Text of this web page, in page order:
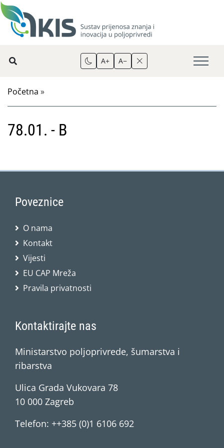
A+ A−
Početna »
78.01. - B
Poveznice
O nama
Kontakt
Vijesti
EU CAP Mreža
Pravila privatnosti
Kontaktirajte nas
Ministarstvo poljoprivrede, šumarstva i
ribarstva
Ulica Grada Vukovara 78
10 000 Zagreb
Telefon: ++385 (0)1 6106 692